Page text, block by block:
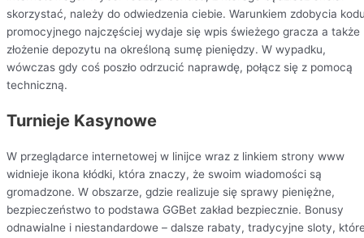
skorzystać, należy do odwiedzenia ciebie. Warunkiem zdobycia
promocyjnego najczęściej wydaje się wpis świeżego gracza a także
złożenie depozytu na określoną sumę pieniędzy. W wypadku,
wówczas gdy coś poszło odrzucić naprawdę, połącz się z pomocą
techniczną.
Turnieje Kasynowe
W przeglądarce internetowej w linijce wraz z linkiem strony www
widnieje ikona kłódki, która znaczy, że swoim wiadomości są
gromadzone. W obszarze, gdzie realizuje się sprawy pieniężne,
bezpieczeństwo to podstawa GGBet zakład bezpiecznie. Bonusy
odnawialne i niestandardowe – dalsze rabaty, tradycyjne sloty,